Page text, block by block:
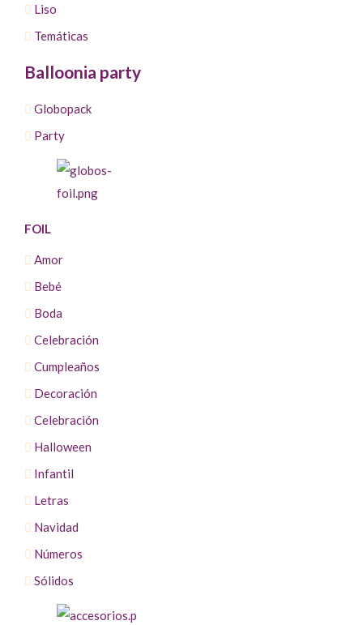
Liso
Temáticas
Balloonia party
Globopack
Party
FOIL
Amor
Bebé
Boda
Celebración
Cumpleaños
Decoración
Celebración
Halloween
Infantil
Letras
Navidad
Números
Sólidos